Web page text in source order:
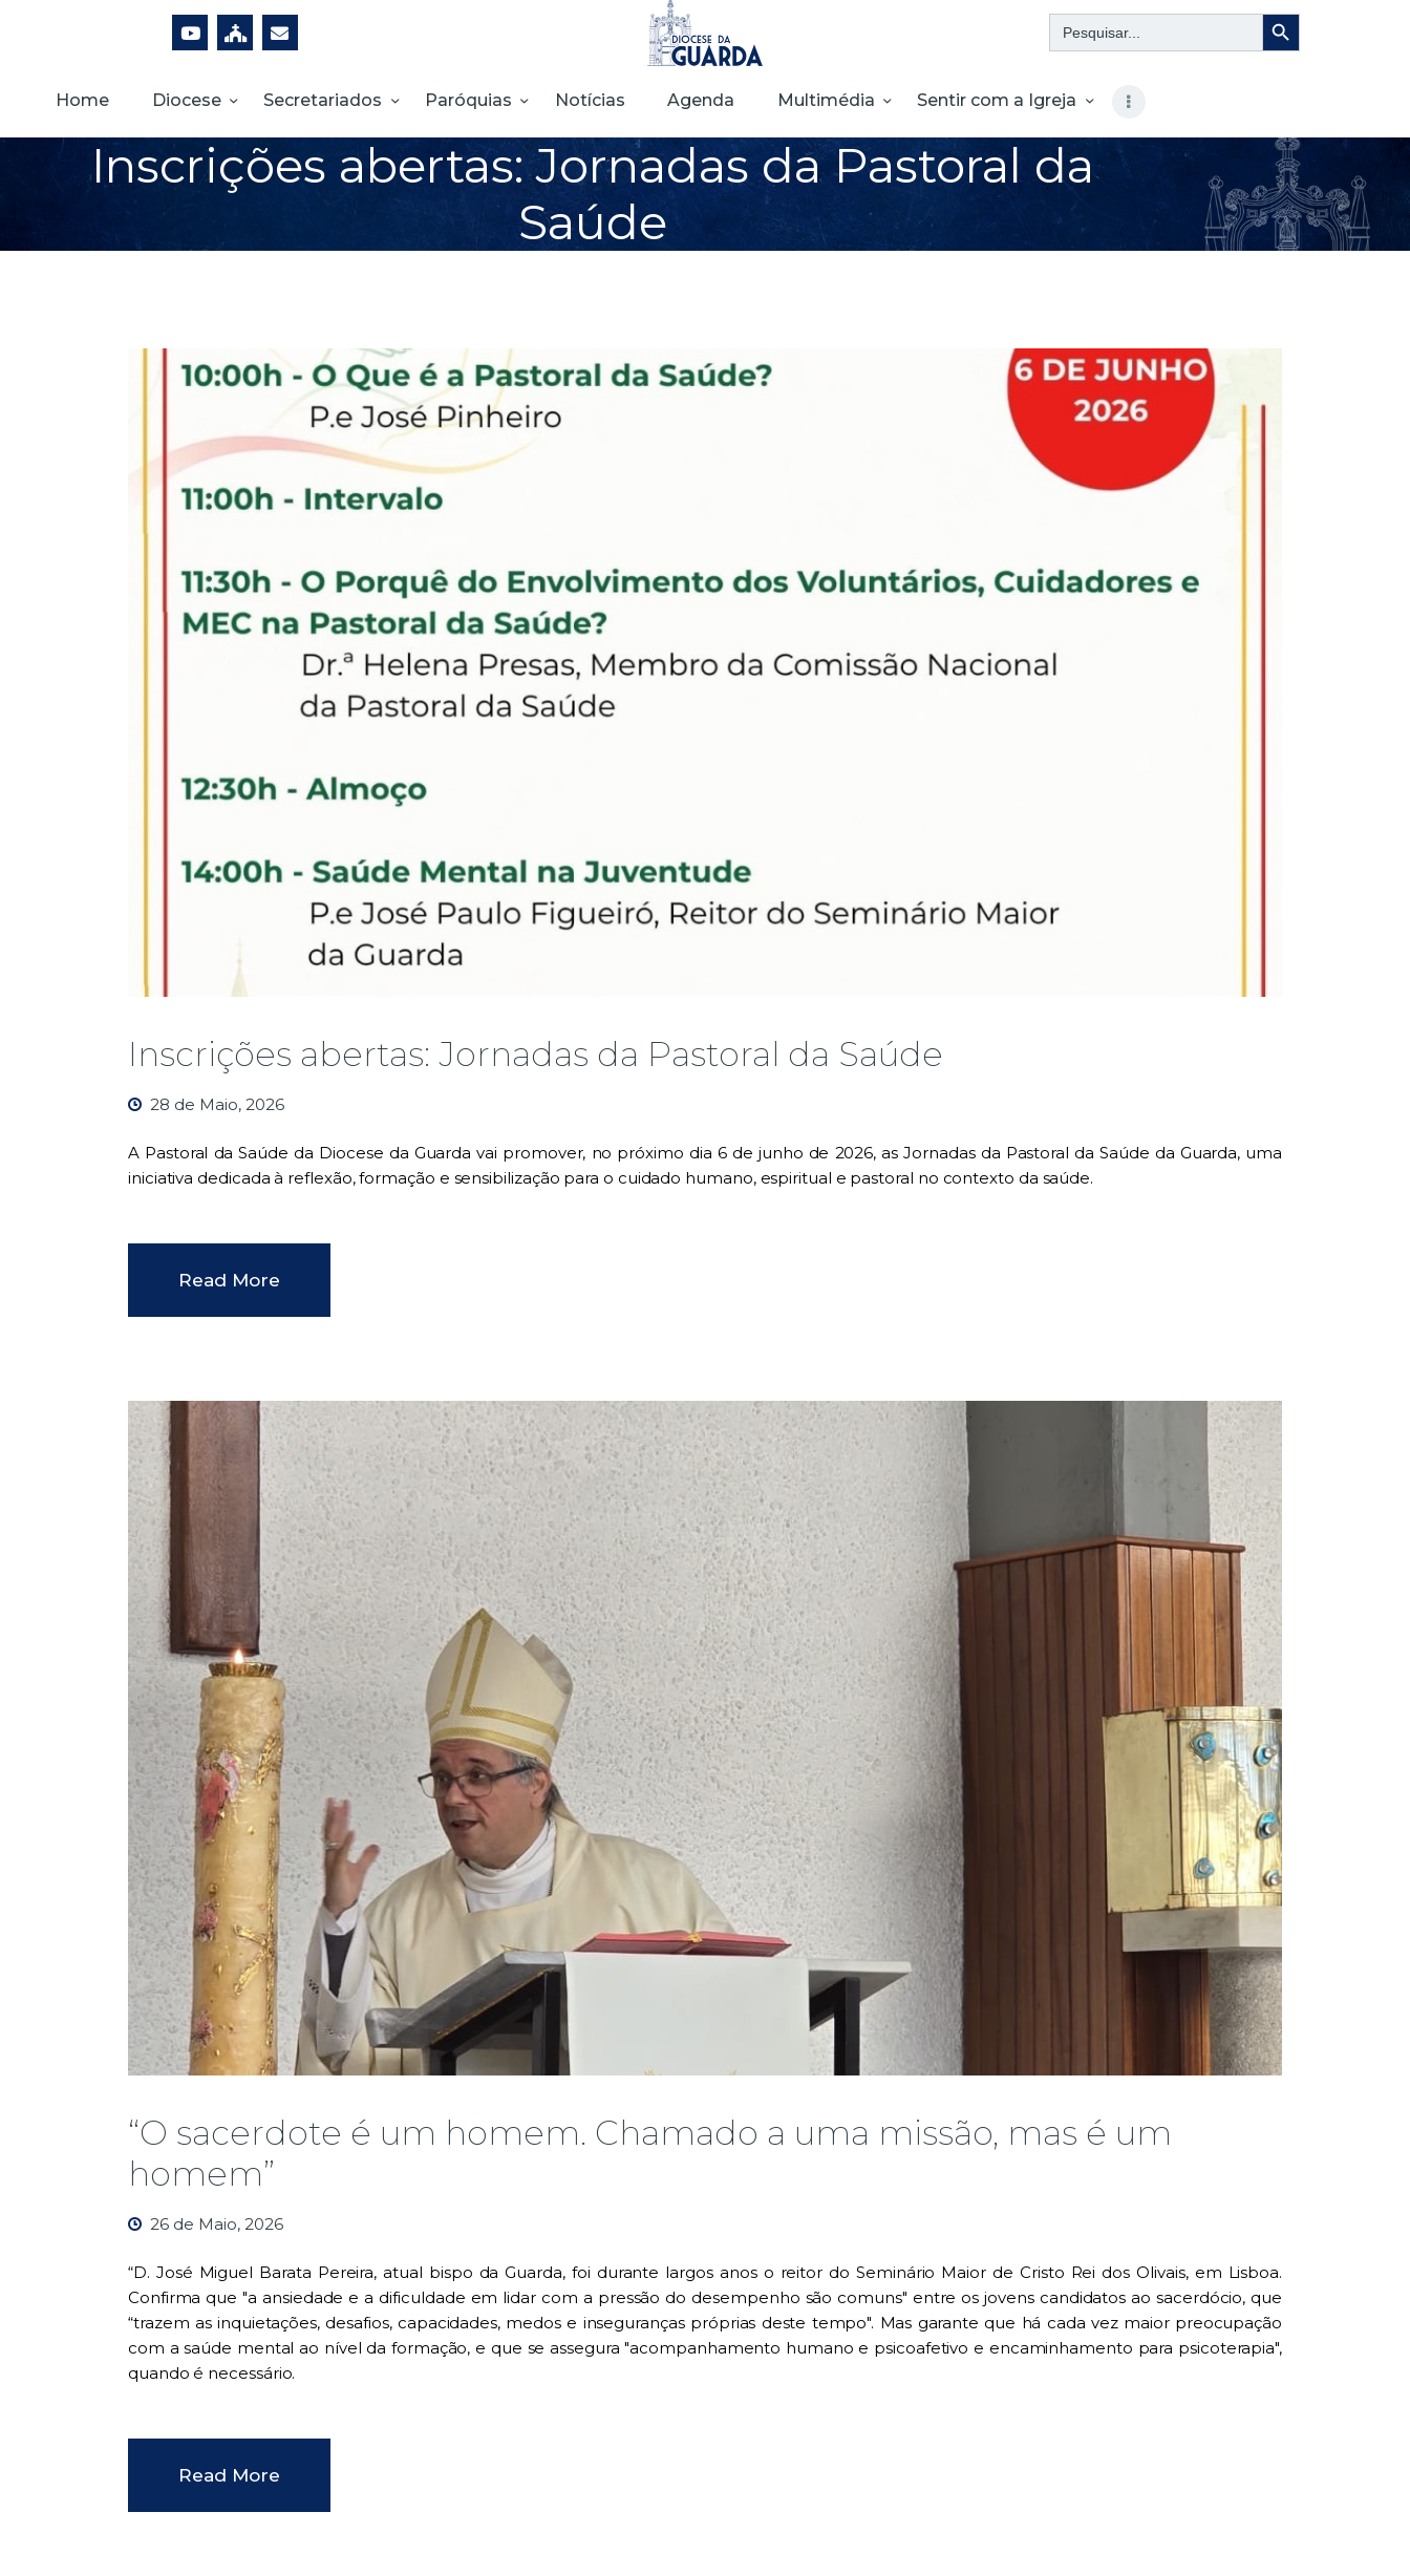
Search
for:
Search Button
Home Diocese Secretariados Paróquias Notícias Agenda Multimédia Sentir com a Igreja
Inscrições abertas: Jornadas da Pastoral da
Saúde
PARÓQUIAS
NOTÍCIAS
SENTIR COM A
IGREJA
CONTACTOS
Inscrições abertas: Jornadas da Pastoral da Saúde
28 de Maio, 2026
A Pastoral da Saúde da Diocese da Guarda vai promover, no próximo dia 6 de junho de 2026, as Jornadas da Pastoral da Saúde da Guarda, uma
iniciativa dedicada à reflexão, formação e sensibilização para o cuidado humano, espiritual e pastoral no contexto da saúde.
Read More
“O sacerdote é um homem. Chamado a uma missão, mas é um
homem”
26 de Maio, 2026
“D. José Miguel Barata Pereira, atual bispo da Guarda, foi durante largos anos o reitor do Seminário Maior de Cristo Rei dos Olivais, em Lisboa.
Confirma que "a ansiedade e a dificuldade em lidar com a pressão do desempenho são comuns" entre os jovens candidatos ao sacerdócio, que
“trazem as inquietações, desafios, capacidades, medos e inseguranças próprias deste tempo". Mas garante que há cada vez maior preocupação
com a saúde mental ao nível da formação, e que se assegura "acompanhamento humano e psicoafetivo e encaminhamento para psicoterapia",
quando é necessário.
Read More